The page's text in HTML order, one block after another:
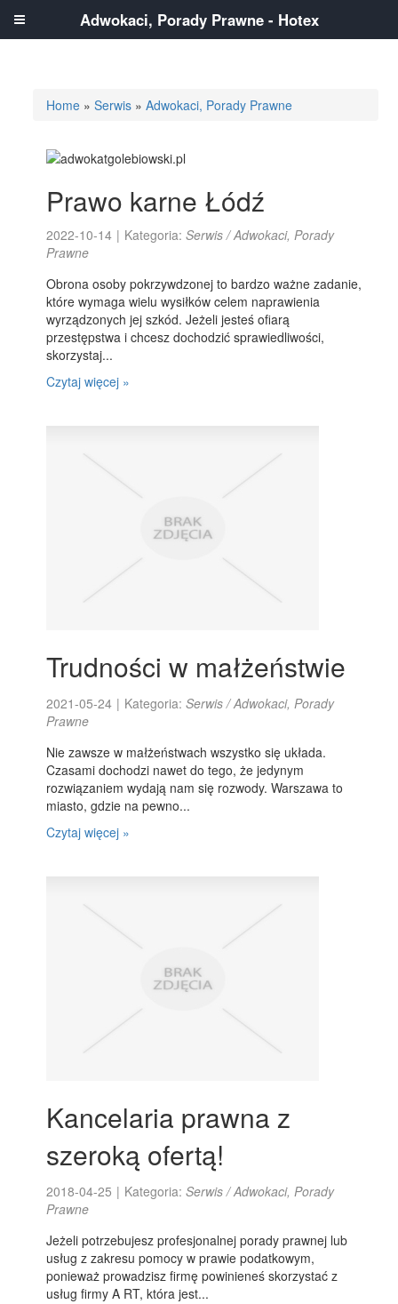
Home »Serwis »Adwokaci, Porady Prawne
Prawo karne Łódź
2022-10-14 | Kategoria:Serwis / Adwokaci, Porady
Prawne
Obrona osoby pokrzywdzonej to bardzo ważne zadanie,
które wymaga wielu wysiłków celem naprawienia
wyrządzonych jej szkód. Jeżeli jesteś ofiarą
przestępstwa i chcesz dochodzić sprawiedliwości,
skorzystaj...
Czytaj więcej »
Trudności w małżeństwie
2021-05-24 | Kategoria:Serwis / Adwokaci, Porady
Prawne
Nie zawsze w małżeństwach wszystko się układa.
Czasami dochodzi nawet do tego, że jedynym
rozwiązaniem wydają nam się rozwody. Warszawa to
miasto, gdzie na pewno...
Czytaj więcej »
Kancelaria prawna z
szeroką ofertą!
2018-04-25 | Kategoria:Serwis / Adwokaci, Porady
Prawne
Jeżeli potrzebujesz profesjonalnej porady prawnej lub
usług z zakresu pomocy w prawie podatkowym,
ponieważ prowadzisz firmę powinieneś skorzystać z
usług firmy A RT, która jest...
Adwokaci, Porady Prawne - Hotex